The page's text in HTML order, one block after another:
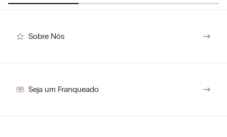
Sobre Nós
Seja um Franqueado